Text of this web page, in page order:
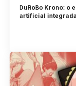
DuRoBo Krono: o
artificial integrada